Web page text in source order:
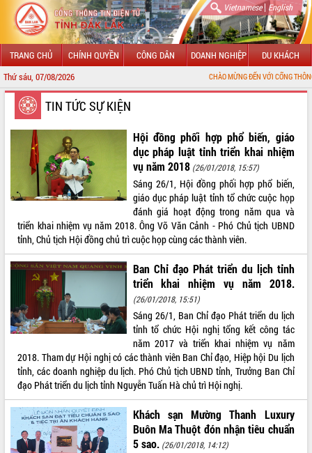
Vietnamese| English
TRANG CHỦ CHÍNH QUYỀN CÔNG DÂN DOANH NGHIỆP DU KHÁCH
Thứ sáu, 07/08/2026 CHÀO MỪNG ĐẾN VỚI CỔNG THÔNG TIN ĐIỆN TỬ
GIỚI THIỆU
LÃNH ĐẠO UBND TỈNH
TIN TỨC SỰ KIỆN
SỞ, BAN, NGÀNH
THÔNG TIN CHỈ ĐẠO ĐIỀU HÀNH
HỆ THỐNG VĂN BẢN
VĂN BẢN HĐND TỈNH
ĐIỂM TIN VĂN BẢN
QUY HOẠCH - KẾ HOẠCH
TIN TỨC SỰ KIỆN
Hội đồng phối hợp phổ biến, giáo
dục pháp luật tỉnh triển khai nhiệm
vụ năm 2018 (26/01/2018, 15:57)
Sáng 26/1, Hội đồng phối hợp phổ biến,
giáo dục pháp luật tỉnh tổ chức cuộc họp
đánh giá hoạt động trong năm qua và
triển khai nhiệm vụ năm 2018. Ông Võ Văn Cảnh - Phó Chủ tịch UBND
tỉnh, Chủ tịch Hội đồng chủ trì cuộc họp cùng các thành viên.
Ban Chỉ đạo Phát triển du lịch tỉnh
triển khai nhiệm vụ năm 2018.
(26/01/2018, 15:51)
Sáng 26/1, Ban Chỉ đạo Phát triển du lịch
tỉnh tổ chức Hội nghị tổng kết công tác
năm 2017 và triển khai nhiệm vụ năm
2018. Tham dự Hội nghị có các thành viên Ban Chỉ đạo, Hiệp hội Du lịch
tỉnh, các doanh nghiệp du lịch. Phó Chủ tịch UBND tỉnh, Trưởng Ban Chỉ
đạo Phát triển du lịch tỉnh Nguyễn Tuấn Hà chủ trì Hội nghị.
Khách sạn Mường Thanh Luxury
Buôn Ma Thuột đón nhận tiêu chuẩn
5 sao. (26/01/2018, 14:12)